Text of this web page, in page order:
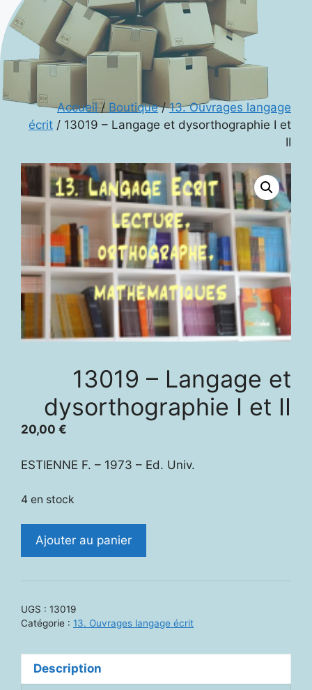
Accueil/ Boutique/13. Ouvrages langage
écrit / 13019 – Langage et dysorthographie I et
II
13019 – Langage et
dysorthographie I et II
20,00 €
ESTIENNE F. – 1973 – Ed. Univ.
4 en stock
et
I
Ajouter au panier
UGS : 13019
Catégorie : 13. Ouvrages langage écrit
Description